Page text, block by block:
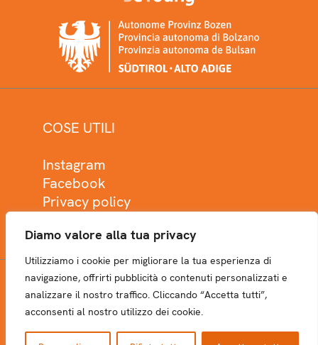
Diamo valore alla tua privacy
Utilizziamo i cookie per migliorare la tua esperienza di
navigazione, offrirti pubblicità o contenuti personalizzati e
analizzare il nostro traffico. Cliccando “Accetta tutti”,
acconsenti al nostro utilizzo dei cookie.
COSE UTILI
Instagram
Facebook
Privacy policy
NEWSLETTER